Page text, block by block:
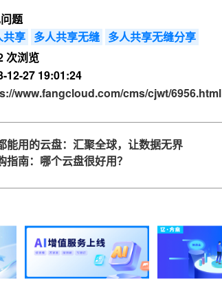
题
共享 多人共享无缝 多人共享无缝分享
次浏览
12-27 19:01:24
www.fangcloud.com/cms/cjwt/6956.html
能用的云盘：汇聚全球，让数据无界
指南：哪个云盘很好用？